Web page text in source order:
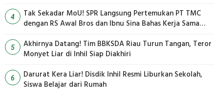
4
Tak Sekadar MoU! SPR Langsung Pertemukan PT TMC
dengan RS Awal Bros dan Ibnu Sina Bahas Kerja Sama
5
Akhirnya Datang! Tim BBKSDA Riau Turun Tangan, Teror
Monyet Liar di Inhil Siap Diakhiri
6
Darurat Kera Liar! Disdik Inhil Resmi Liburkan Sekolah,
Siswa Belajar dari Rumah